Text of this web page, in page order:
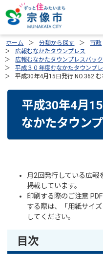
ホーム 分類から探す 市政
広報むなかたタウンプレス
広報むなかたタウンプレスバッ
平成３０年度むなかたタウンプ
平成30年4月15日発行 NO.362
平成30年4月
なかたタウン
月2回発行している広報
掲載しています。
印刷する際のご注意
する際は、「用紙サイ
してください。
目次